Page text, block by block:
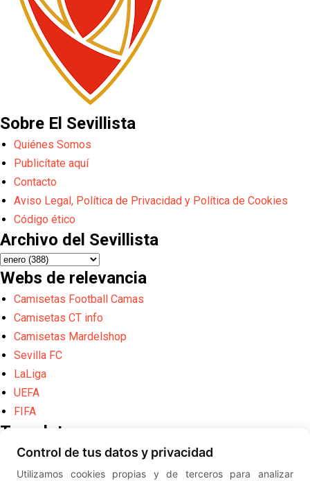
Sobre El Sevillista
Quiénes Somos
Publicítate aquí
Contacto
Aviso Legal, Política de Privacidad y Política de Cookies
Código ético
Archivo del Sevillista
Webs de relevancia
Camisetas Football Camas
Camisetas CT info
Camisetas Mardelshop
Sevilla FC
LaLiga
UEFA
FIFA
Translate
Powered by Translate
Control de tus datos y privacidad
Utilizamos cookies propias y de terceros para analizar